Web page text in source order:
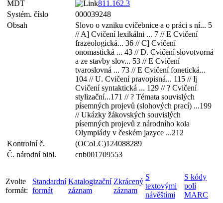
MDT
811.162.3
Systém. číslo
000039248
Obsah
Slovo o vzniku cvičebnice a o práci s ní... 5
// A] Cvičení lexikálni ... 7 // E Cvičení
frazeologická... 36 // C] Cvičení
onomastická ... 43 // D. Cvičení slovotvorná
a ze stavby slov... 53 // E Cvičení
tvaroslovná ... 73 // E Cvičení fonetická...
104 // U. Cvičení pravopisná... 115 // Ij
Cvičení syntaktická ... 129 // ? Cvičení
stylizační...171 // ? Témata souvislých
písemných projevů (slohových prací) ...199
// Ukázky žákovských souvislých
písemných projevů z národního kola
Olympiády v českém jazyce ...212
Kontrolní č.
(OCoLC)124088289
Č. národní bibl.
cnb001709553
Zvolte
formát:
Standardní
formát
Katalogizační
záznam
Zkrácený
záznam
S
textovými
návěštími
S kódy
polí
MARC